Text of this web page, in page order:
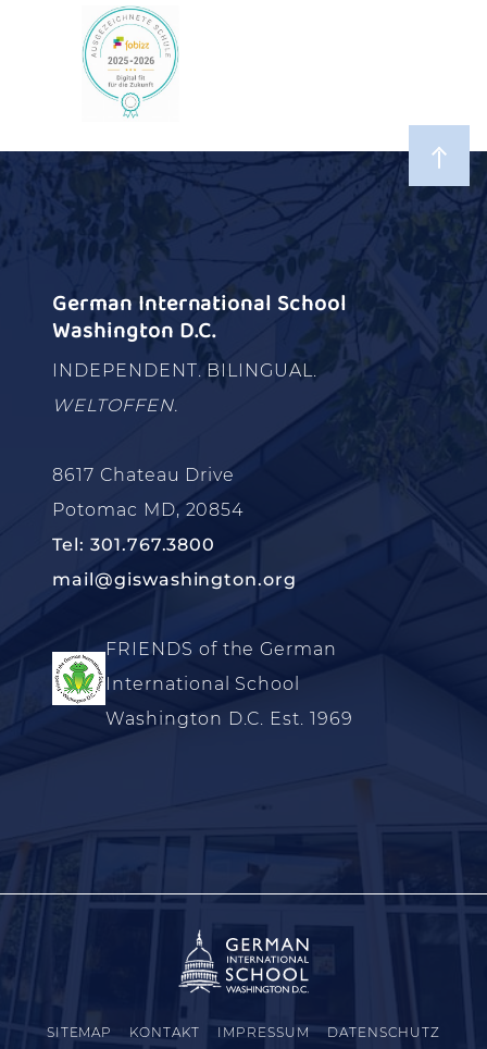
German International School
Washington D.C.
INDEPENDENT. BILINGUAL.
WELTOFFEN.
8617 Chateau Drive
Potomac MD, 20854
Tel: 301.767.3800
mail@giswashington.org
FRIENDS of the German
International School
Washington D.C. Est. 1969
SITEMAP KONTAKT IMPRESSUM DATENSCHUTZ